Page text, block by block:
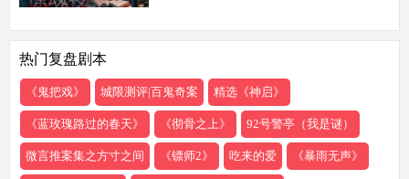
热门复盘剧本
《鬼把戏》 城限测评|百鬼奇案 精选《神启》
《蓝玫瑰路过的春天》 《彻骨之上》 92号警亭（我是谜）
微言推案集之方寸之间 《镖师2》 吃来的爱 《暴雨无声》